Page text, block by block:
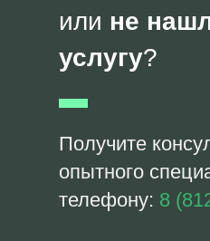
или не
услугу?
Получите
опытного
телефону: 8